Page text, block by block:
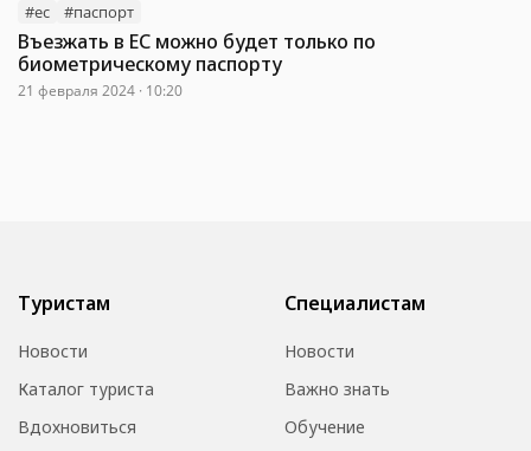
#ес #паспорт
Въезжать в ЕС можно будет только по
биометрическому паспорту
21 февраля 2024 · 10:20
Туристам
Новости
Каталог туриста
Вдохновиться
Специалистам
Новости
Важно знать
Обучение